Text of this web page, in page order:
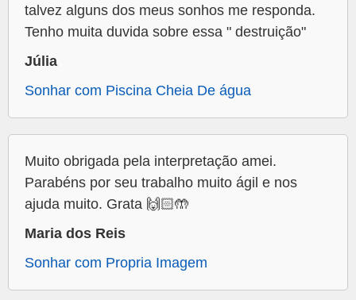
talvez alguns dos meus sonhos me responda.
Tenho muita duvida sobre essa " destruição"
Júlia
Sonhar com Piscina Cheia De água
Muito obrigada pela interpretação amei.
Parabéns por seu trabalho muito ágil e nos
ajuda muito. Grata 🙌🏻🤲
Maria dos Reis
Sonhar com Propria Imagem